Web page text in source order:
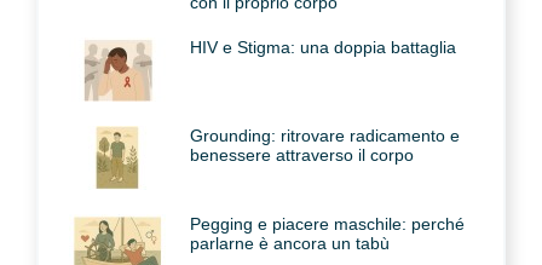
HIV e Stigma: una doppia battaglia
Grounding: ritrovare radicamento e
benessere attraverso il corpo
Pegging e piacere maschile: perché
parlarne è ancora un tabù